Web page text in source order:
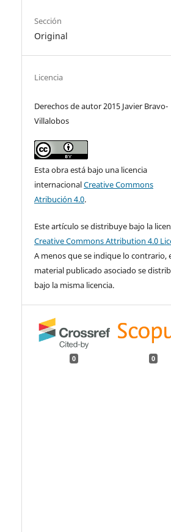
Sección
Original
Licencia
Derechos de autor 2015 Javier Bravo-
Villalobos
Esta obra está bajo una licencia
internacionalCreative Commons
Atribución 4.0.
Este artículo se distribuye bajo la
Creative Commons Attribution 4.0
A menos que se indique lo contrario,
material publicado asociado se
bajo la misma licencia.
0 0